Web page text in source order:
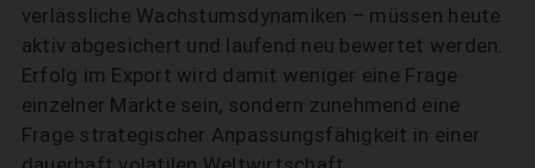
verlässliche Wachstumsdynamiken – müssen heute
aktiv abgesichert und laufend neu bewertet werden.
Erfolg im Export wird damit weniger eine Frage
einzelner Märkte sein, sondern zunehmend eine
Frage strategischer Anpassungsfähigkeit in einer